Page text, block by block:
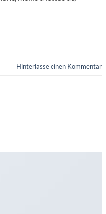
Hinterlasse einen Kommentar